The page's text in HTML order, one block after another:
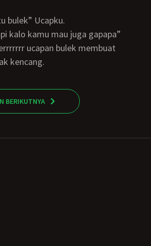
bulek” Ucapku.
ucapan bulek membuat
kencang.
BERIKUTNYA